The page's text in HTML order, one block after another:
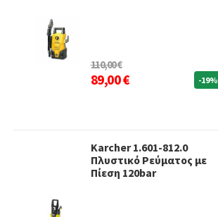
89,00 €
110,00 €
-19%
Karcher 1.601-812.0
Πλυστικό Ρεύματος με
Πίεση 120bar